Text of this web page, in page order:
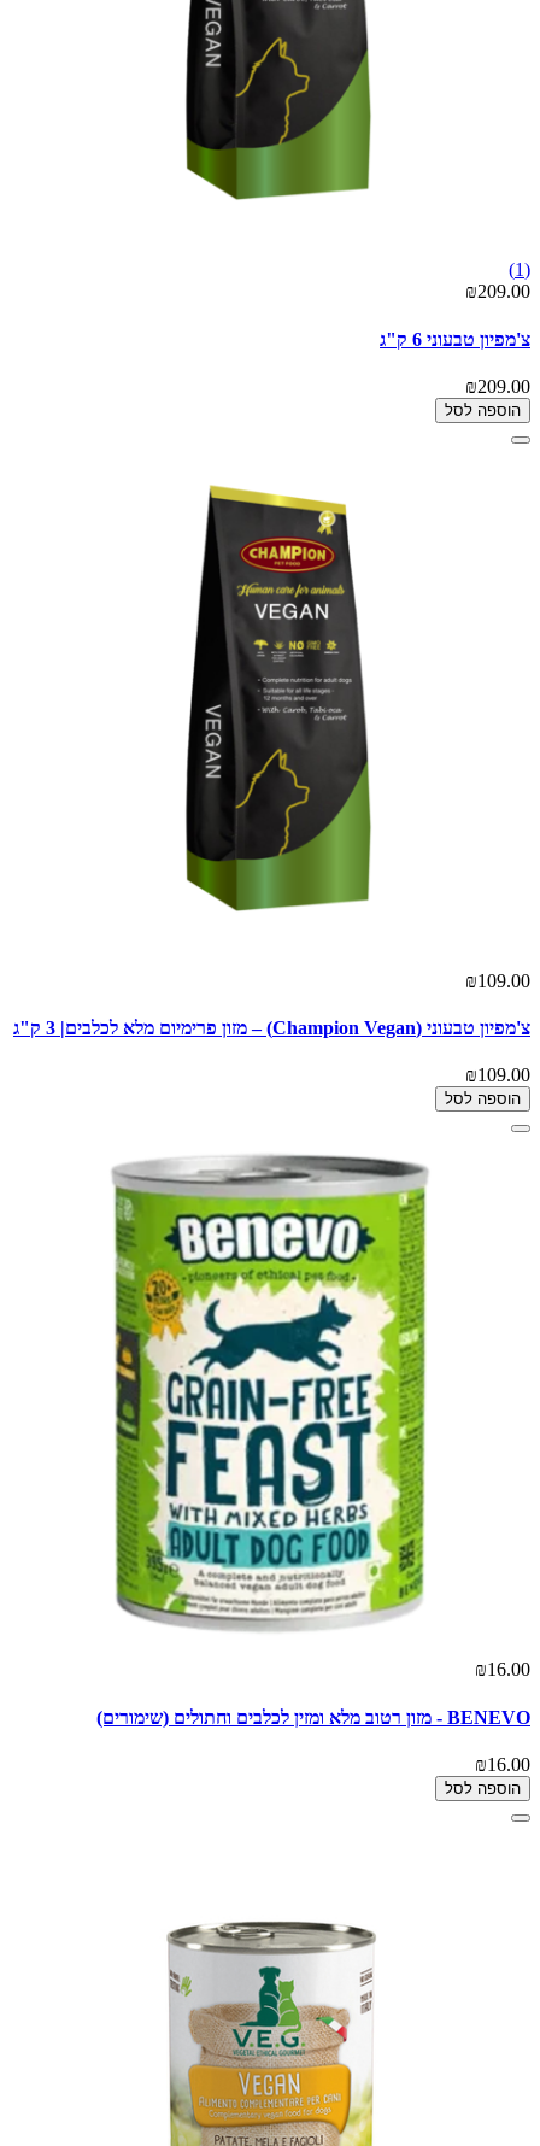
(1)
₪209.00
צ'מפיון טבעוני 6 ק"ג
₪209.00
הוספה לסל
₪109.00
צ'מפיון טבעוני (Champion Vegan) – מזון פרימיום מלא לכלבים| 3 ק"ג
₪109.00
הוספה לסל
₪16.00
BENEVO - מזון רטוב מלא ומזין לכלבים וחתולים (שימורים)
₪16.00
הוספה לסל